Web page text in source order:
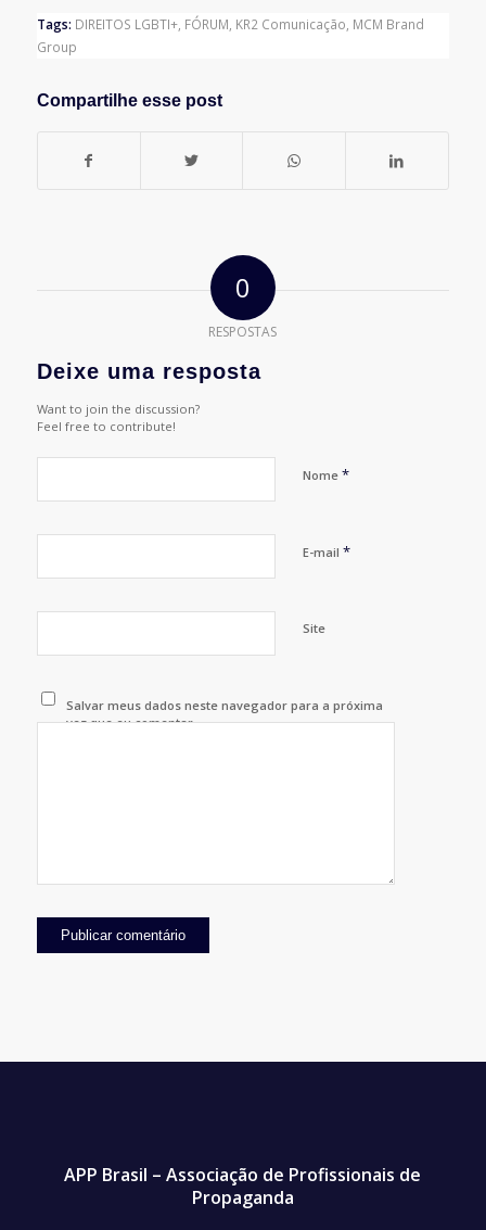
Tags: DIREITOS LGBTI+, FÓRUM KR2 Comunicação MCM Brand
Group
Compartilhe esse post
0
RESPOSTAS
Deixe uma resposta
Want to join the discussion?
Feel free to contribute!
Nome *
E-mail *
Site
Salvar meus dados neste navegador para a próxima
vez que eu comentar.
APP Brasil – Associação de Profissionais de
Propaganda